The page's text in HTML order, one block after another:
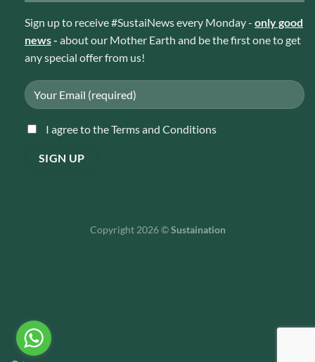
Sign up to receive #SustaiNews every Monday - only good
news- about our Mother Earth and be the first one to get
any special offer from us!
I agree to the Terms and Conditions
Copyright 2026 ©Sustaination